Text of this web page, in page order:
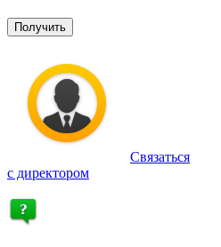
Получить
Связаться
с директором